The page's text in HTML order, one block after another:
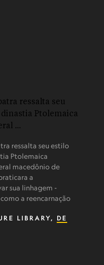
ressalta seu estilo
Ptolemaica
macedônio de
a
sua linhagem -
a reencarnação
LIBRARY, DE